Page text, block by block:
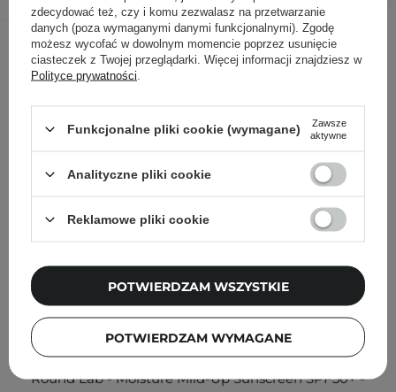
Inni klienci sprawdzali również
Round Lab - Moisture Mild-Up Sunscreen SPF50+ -
zdecydować też, czy i komu zezwalasz na przetwarzanie
danych (poza wymaganymi danymi funkcjonalnymi). Zgodę
możesz wycofać w dowolnym momencie poprzez usunięcie
ciasteczek z Twojej przeglądarki. Więcej informacji znajdziesz w
Polityce prywatności
Funkcjonalne pliki cookie (wymagane)
Zawsze
aktywne
Analityczne pliki cookie
Reklamowe pliki cookie
POTWIERDZAM WYMAGANE
POTWIERDZAM WSZYSTKIE